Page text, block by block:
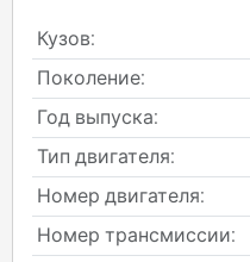
Кузов:
Поколение:
Год выпуска:
Тип двигателя:
Номер двигателя:
Номер трансмиссии: